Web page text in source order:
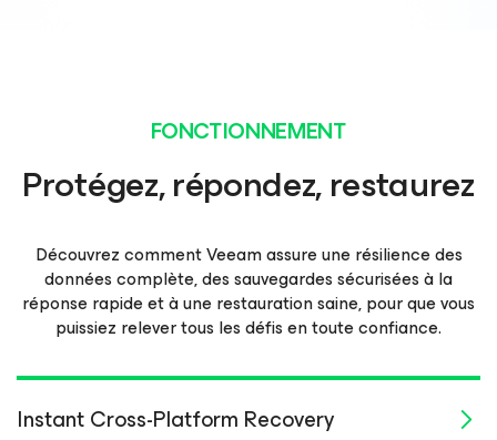
FONCTIONNEMENT
Protégez, répondez, restaurez
Découvrez comment Veeam assure une résilience des
données complète, des sauvegardes sécurisées à la
réponse rapide et à une restauration saine, pour que vous
puissiez relever tous les défis en toute confiance.
Instant Cross-Platform Recovery